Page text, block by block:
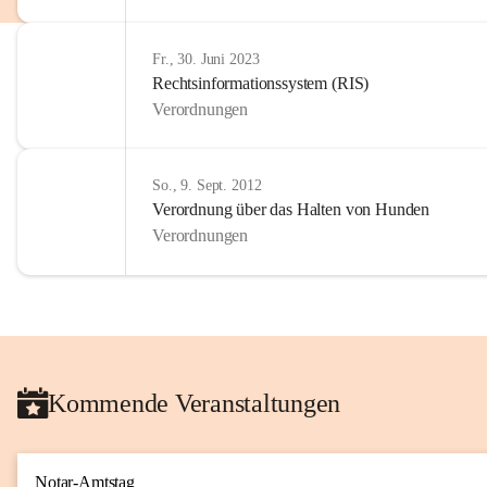
Fr., 30. Juni 2023
Rechtsinformationssystem (RIS)
Verordnungen
So., 9. Sept. 2012
Verordnung über das Halten von Hunden
Verordnungen
Kommende Veranstaltungen
Notar-Amtstag